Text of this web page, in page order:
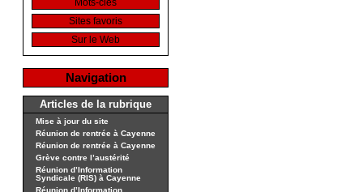
Mots-clés
Sites favoris
Sur le Web
Navigation
Articles de la rubrique
Mise à jour du site
Réunion de rentrée à Cayenne
Réunion de rentrée à Cayenne
Grève contre l’austérité
Réunion d’Information
Syndicale (RIS) à Cayenne
Réunion d’Information